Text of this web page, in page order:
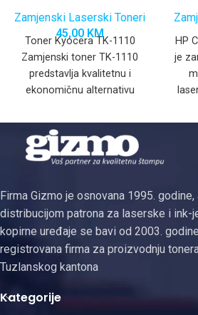
Zamjenski Laserski Toneri
45,00 KM
Toner Kyocera TK-1110
Zamjenski toner TK-1110
predstavlja kvalitetnu i
ekonomičnu alternativu
za besprijekorno
funkcionisanje s
kompatibilnim Kyocera
HP
je
Firma Gizmo je osnovana 1995.
distribucijom patrona za laserske i ink-
kopirne uređaje se bavi od 2003.
registrovana firma za proizvodnju
Tuzlanskog kantona
Kategorije